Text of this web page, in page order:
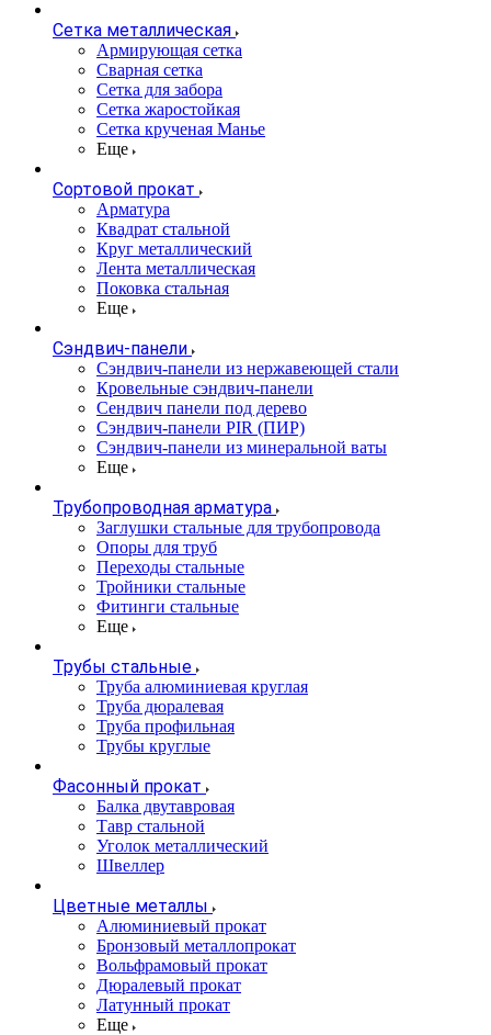
Сетка металлическая
Армирующая сетка
Сварная сетка
Сетка для забора
Сетка жаростойкая
Сетка крученая Манье
Еще
Сортовой прокат
Арматура
Квадрат стальной
Круг металлический
Лента металлическая
Поковка стальная
Еще
Сэндвич-панели
Cэндвич-панели из нержавеющей стали
Кровельные сэндвич-панели
Сендвич панели под дерево
Сэндвич-панели PIR (ПИР)
Сэндвич-панели из минеральной ваты
Еще
Трубопроводная арматура
Заглушки стальные для трубопровода
Опоры для труб
Переходы стальные
Тройники стальные
Фитинги стальные
Еще
Трубы стальные
Труба алюминиевая круглая
Труба дюралевая
Труба профильная
Трубы круглые
Фасонный прокат
Балка двутавровая
Тавр стальной
Уголок металлический
Швеллер
Цветные металлы
Алюминиевый прокат
Бронзовый металлопрокат
Вольфрамовый прокат
Дюралевый прокат
Латунный прокат
Еще